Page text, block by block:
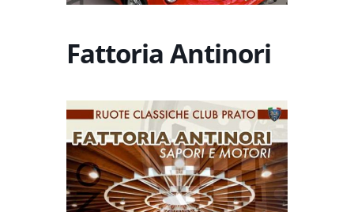
Fattoria Antinori